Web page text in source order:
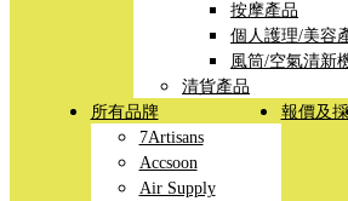
按摩產品
個人護理/美容
風筒/空氣清新
清貨產品
所有品牌
7Artisans
Accsoon
Air Supply
報價及